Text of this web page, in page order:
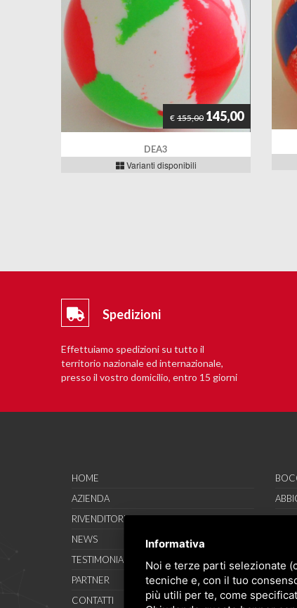
€ 155,00 145,00
DEA3
Varianti disponibili
Spedizioni
Effettuiamo spedizioni su tutto il
territorio nazionale ed internazionale,
presso il vostro domicilio, entro 15 giorni
HOME
AZIENDA
RIVENDITORI
NEWS
TESTIMONIAL
PARTNER
CONTATTI
Informativa
Noi e terze parti selezionate
tecniche e, con il tuo
più utili per te, come